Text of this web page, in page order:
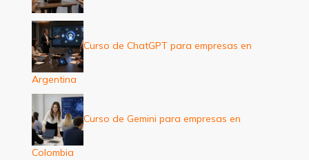
Curso de ChatGPT para empresas en
Argentina
Curso de Gemini para empresas en
Colombia